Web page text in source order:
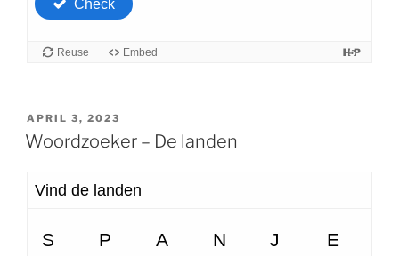
GEPLAATST
OP
APRIL 3, 2023
Woordzoeker – De landen